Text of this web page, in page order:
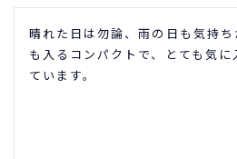
晴れた日は勿論、雨の日も気持
も入るコンパクトで、とても気
ています。